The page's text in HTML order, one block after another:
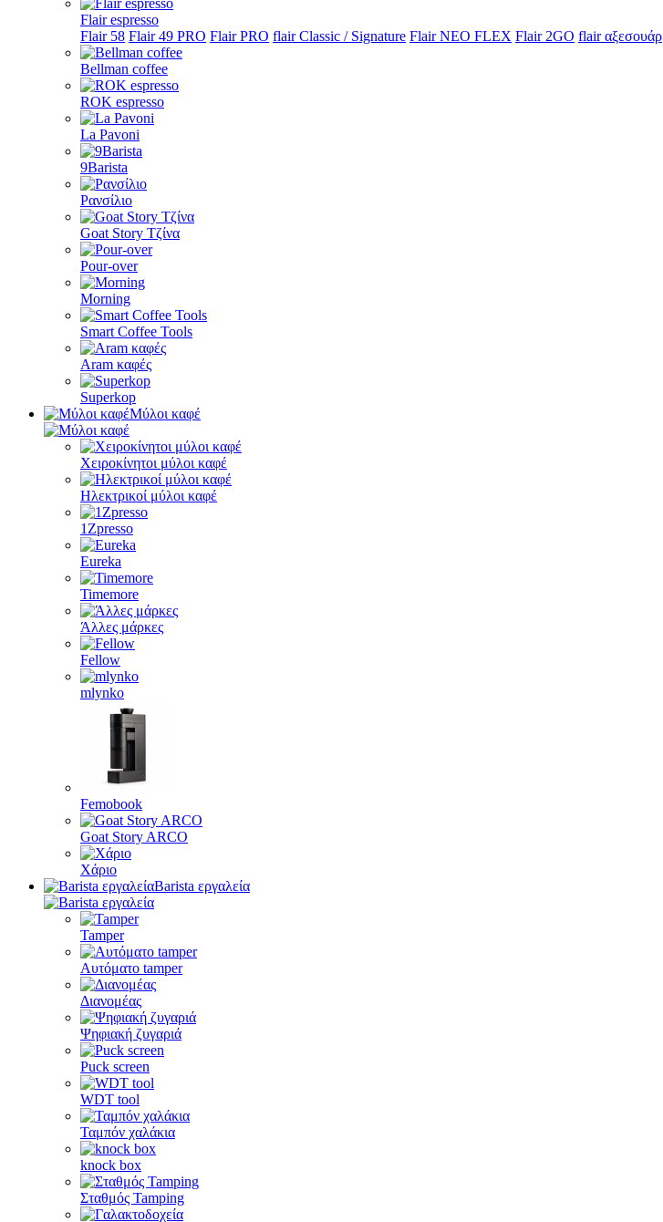
Flair espresso
Flair 58 Flair 49 PRO Flair PRO flair Classic / Signature Flair NEO FLEX Flair 2GO flair αξεσουάρ
Bellman coffee
ROK espresso
La Pavoni
9Barista
Ρανσίλιο
Goat Story Τζίνα
Pour-over
Morning
Smart Coffee Tools
Aram καφές
Superkop
Μύλοι καφέ
Χειροκίνητοι μύλοι καφέ
Ηλεκτρικοί μύλοι καφέ
1Zpresso
Eureka
Timemore
Άλλες μάρκες
Fellow
mlynko
Femobook
Goat Story ARCO
Χάριο
Barista εργαλεία
Tamper
Αυτόματο tamper
Διανομέας
Ψηφιακή ζυγαριά
Puck screen
WDT tool
Ταμπόν χαλάκια
knock box
Σταθμός Tamping